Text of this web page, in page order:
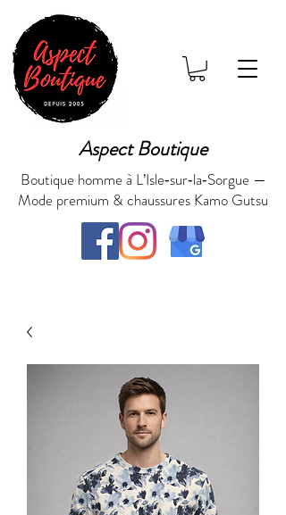
Aspect Boutique
Boutique homme à L’Isle‑sur‑la‑Sorgue —
Mode premium & chaussures Kamo Gutsu